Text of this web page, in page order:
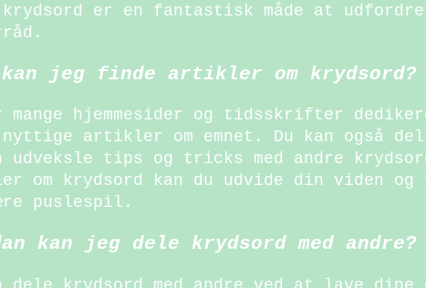
er en fantastisk måde at
kan jeg finde artikler om krydsord?
mange hjemmesider og tidsskrifter
artikler om emnet. Du kan også
udveksle tips og tricks med andre
om krydsord kan du udvide din viden
puslespil.
kan jeg dele krydsord med andre?